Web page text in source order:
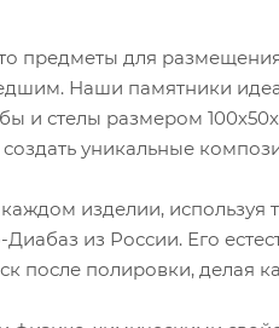
предметы для
Наши памятники
и стелы размером
уникальные
изделии, используя
из России. Его
после полировки,